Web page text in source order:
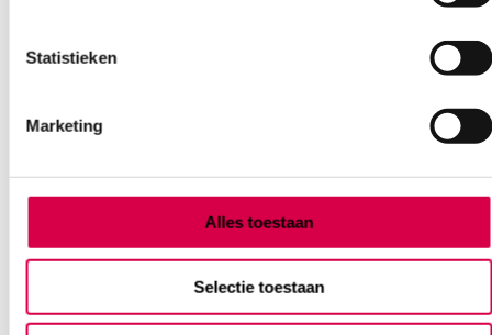
Statistieken
Marketing
Alles toestaan
Selectie toestaan
Stemvork met voet, zonder dempers, 17cm,
512 Herz, RVS (1)